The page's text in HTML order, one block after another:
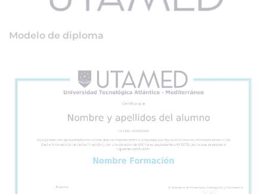
Modelo de diploma